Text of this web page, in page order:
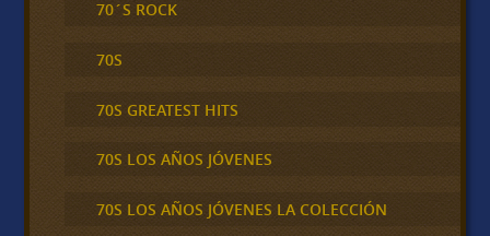
70´S ROCK
70S
70S GREATEST HITS
70S LOS AÑOS JÓVENES
70S LOS AÑOS JÓVENES LA COLECCIÓN